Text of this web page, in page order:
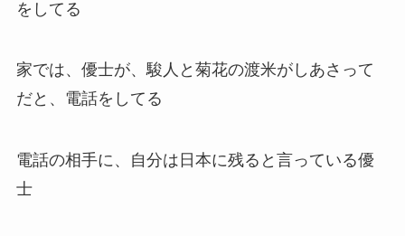
をしてる
家では、優士が、駿人と菊花の渡米がしあさって
だと、電話をしてる
電話の相手に、自分は日本に残ると言っている優
士